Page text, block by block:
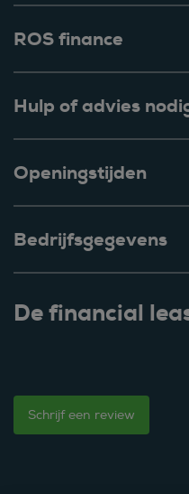
ROS finance
Hulp of advies
Openingstijden
Bedrijfsgegevens
De financial
Schrijf een review